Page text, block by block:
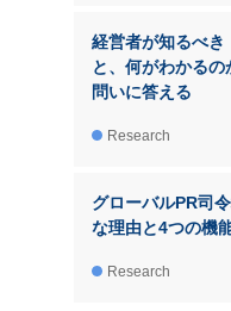
経営者が知るべき
と、何がわかる
問いに答える
Research
グローバルPR司
な理由と4つの機
Research